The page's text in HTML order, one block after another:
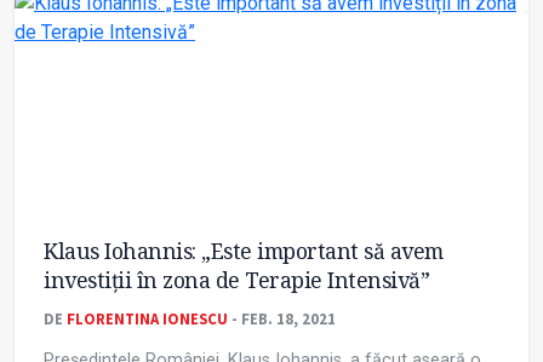
Klaus Iohannis: „Este important să avem
investiții în zona de Terapie Intensivă”
DE FLORENTINA IONESCU - FEB. 18, 2021